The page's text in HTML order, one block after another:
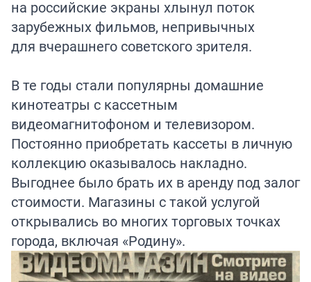
на российские экраны хлынул поток
зарубежных фильмов, непривычных
для вчерашнего советского зрителя.
В те годы стали популярны домашние
кинотеатры с кассетным
видеомагнитофоном и телевизором.
Постоянно приобретать кассеты в личную
коллекцию оказывалось накладно.
Выгоднее было брать их в аренду под залог
стоимости. Магазины с такой услугой
открывались во многих торговых точках
города, включая «Родину».